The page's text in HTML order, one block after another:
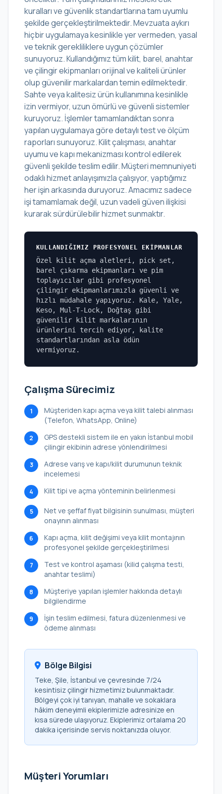
kuralları ve güvenlik standartlarına tam uyumlu
şekilde gerçekleştirilmektedir. Mevzuata aykırı
hiçbir uygulamaya kesinlikle yer vermeden, yasal
ve teknik gerekliliklere uygun çözümler
sunuyoruz. Kullandığımız tüm kilit, barel, anahtar
ve çilingir ekipmanları orijinal ve kaliteli ürünler
olup güvenilir markalardan temin edilmektedir.
Sahte veya kalitesiz ürün kullanımına kesinlikle
izin vermiyor, uzun ömürlü ve güvenli sistemler
kuruyoruz. İşlemler tamamlandıktan sonra
yapılan uygulamaya göre detaylı test ve ölçüm
raporları sunuyoruz. Kilit çalışması, anahtar
uyumu ve kapı mekanizması kontrol edilerek
güvenli şekilde teslim edilir. Müşteri memnuniyeti
odaklı hizmet anlayışımızla çalışıyor, yaptığımız
her işin arkasında duruyoruz. Amacımız sadece
işi tamamlamak değil, uzun vadeli güven ilişkisi
kurarak sürdürülebilir hizmet sunmaktır.
KULLANDIĞIMIZ PROFESYONEL EKIPMANLAR
Özel kilit açma aletleri, pick set,
barel çıkarma ekipmanları ve pim
toplayıcılar gibi profesyonel
çilingir ekipmanlarımızla güvenli ve
hızlı müdahale yapıyoruz. Kale, Yale,
Keso, Mul-T-Lock, Doğtaş gibi
güvenilir kilit markalarının
ürünlerini tercih ediyor, kalite
standartlarından asla ödün
vermiyoruz.
Çalışma Sürecimiz
1
Müşteriden kapı açma veya kilit talebi alınması
(Telefon, WhatsApp, Online)
2
GPS destekli sistem ile en yakın İstanbul mobil
çilingir ekibinin adrese yönlendirilmesi
3
Adrese varış ve kapı/kilit durumunun teknik
incelemesi
4 Kilit tipi ve açma yönteminin belirlenmesi
5
Net ve şeffaf fiyat bilgisinin sunulması, müşteri
onayının alınması
6
Kapı açma, kilit değişimi veya kilit montajının
profesyonel şekilde gerçekleştirilmesi
7
Test ve kontrol aşaması (kilid çalışma testi,
anahtar teslimi)
8
Müşteriye yapılan işlemler hakkında detaylı
bilgilendirme
9
İşin teslim edilmesi, fatura düzenlenmesi ve
ödeme alınması
Bölge Bilgisi
Teke, Şile, İstanbul ve çevresinde 7/24
kesintisiz çilingir hizmetimiz bulunmaktadır.
Bölgeyi çok iyi tanıyan, mahalle ve sokaklara
hâkim deneyimli ekiplerimizle adresinize en
kısa sürede ulaşıyoruz. Ekiplerimiz ortalama 20
dakika içerisinde servis noktanızda oluyor.
Müşteri Yorumları